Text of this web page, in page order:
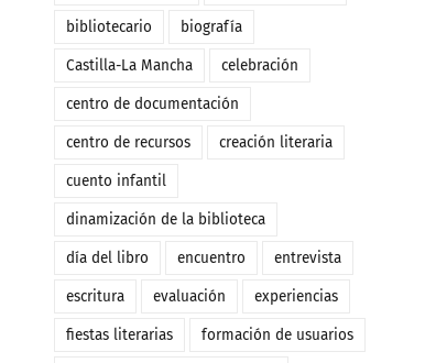
bibliotecario biografía
Castilla-La Mancha celebración
centro de documentación
centro de recursos creación literaria
cuento infantil
dinamización de la biblioteca
día del libro encuentro entrevista
escritura evaluación experiencias
fiestas literarias formación de usuarios